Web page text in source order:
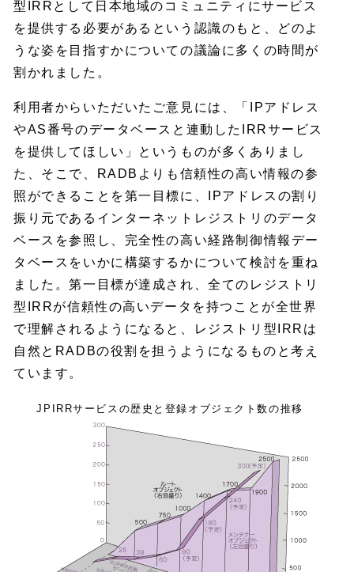
型IRRとして日本地域のコミュニティにサービス
を提供する必要があるという認識のもと、どのよ
うな姿を目指すかについての議論に多くの時間が
割かれました。
利用者からいただいたご意見には、「IPアドレス
やAS番号のデータベースと連動したIRRサービス
を提供してほしい」というものが多くありまし
た、そこで、RADBよりも信頼性の高い情報の参
照ができることを第一目標に、IPアドレスの割り
振り元であるインターネットレジストリのデータ
ベースを参照し、完全性の高い経路制御情報デー
タベースをいかに構築するかについて検討を重ね
ました。第一目標が達成され、全てのレジストリ
型IRRが信頼性の高いデータを持つことが全世界
で理解されるようになると、レジストリ型IRRは
自然とRADBの役割を担うようになるものと考え
ています。
JPIRRサービスの歴史と登録オブジェクト数の推移